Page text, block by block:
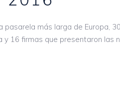
más larga de Europa,
16 firmas que presentaron las